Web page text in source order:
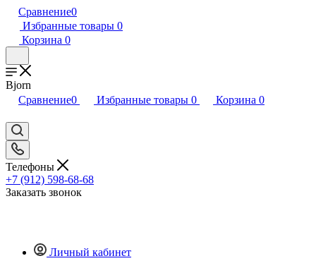
Сравнение0
Избранные товары 0
Корзина 0
Bjorn
Сравнение0 Избранные товары 0 Корзина 0
Телефоны
+7 (912) 598-68-68
Заказать звонок
Личный кабинет